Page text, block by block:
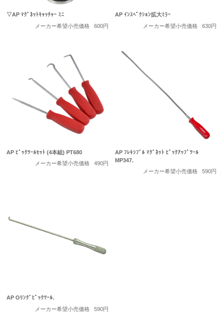
▽AP ﾏｸﾞﾈｯﾄｷｬｯﾁｬｰ ﾐﾆ
メーカー希望小売価格
600円
AP ｲﾝｽﾍﾟｸｼｮﾝ拡大ﾐﾗｰ
メーカー希望小売価格
630円
AP ﾋﾟｯｸﾂｰﾙｾｯﾄ (4本組) PT680
メーカー希望小売価格
490円
AP ﾌﾚｷｼﾌﾞﾙ ﾏｸﾞﾈｯﾄ ﾋﾟｯｸｱｯﾌﾟﾂｰﾙ
MP347.
メーカー希望小売価格
590円
AP Oﾘﾝｸﾞﾋﾟｯｸﾂｰﾙ.
メーカー希望小売価格
590円